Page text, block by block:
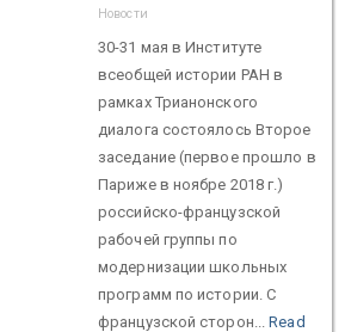
Новости
30-31 мая в Институте
всеобщей истории РАН в
рамках Трианонского
диалога состоялось Второе
заседание (первое прошло в
Париже в ноябре 2018 г.)
российско-французской
рабочей группы по
модернизации школьных
программ по истории. С
французской сторон...Read